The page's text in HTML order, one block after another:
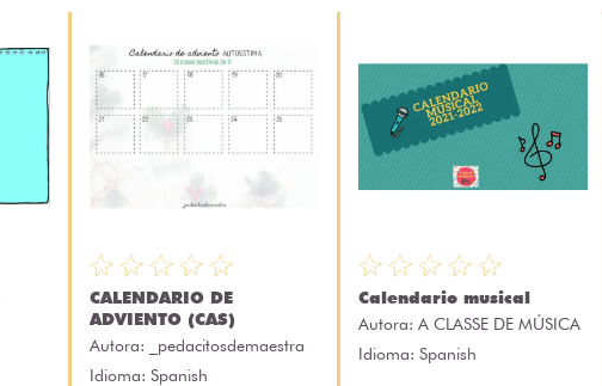
CALENDARIO DE
ADVIENTO (CAS)
Autora:
_pedacitosdemaestra
Idioma: Spanish
Calendario musical
Autora: A CLASSE DE MÚSICA
Idioma: Spanish